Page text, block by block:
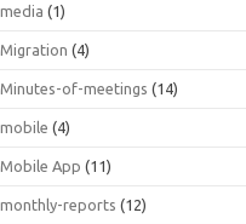
media (1)
Migration (4)
Minutes-of-meetings (14)
mobile (4)
Mobile App (11)
monthly-reports (12)